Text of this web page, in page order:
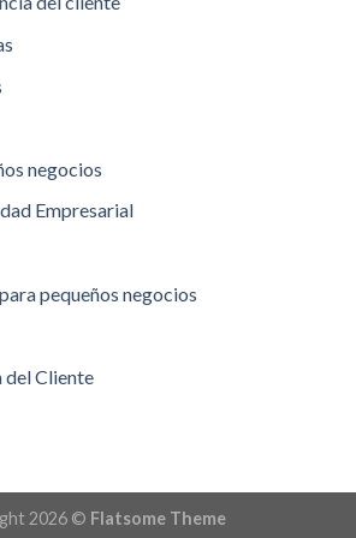
negocios
Empresarial
pequeños negocios
del Cliente
2026 © Flatsome Theme